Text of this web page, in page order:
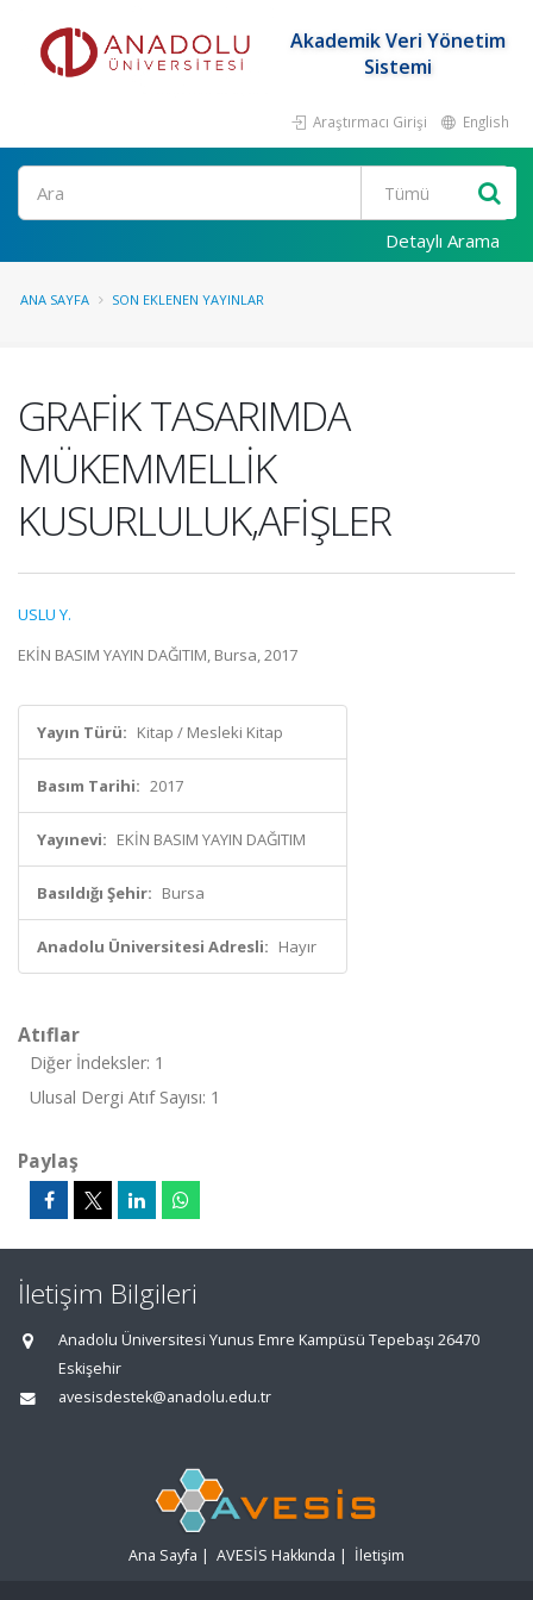
Akademik Veri Yönetim
Sistemi
Araştırmacı Girişi English
Ara
Detaylı Arama
ANA SAYFA SON EKLENEN YAYINLAR
GRAFİK TASARIMDA
MÜKEMMELLİK
KUSURLULUK,AFİŞLER
USLU Y.
EKİN BASIM YAYIN DAĞITIM, Bursa, 2017
Yayın Türü: Kitap / Mesleki Kitap
Basım Tarihi: 2017
Yayınevi: EKİN BASIM YAYIN DAĞITIM
Basıldığı Şehir: Bursa
Anadolu Üniversitesi Adresli: Hayır
Atıflar
Diğer İndeksler: 1
Ulusal Dergi Atıf Sayısı: 1
Paylaş
İletişim Bilgileri
Anadolu Üniversitesi Yunus Emre Kampüsü Tepebaşı 26470
Eskişehir
avesisdestek@anadolu.edu.tr
Ana Sayfa | AVESİS Hakkında | İletişim